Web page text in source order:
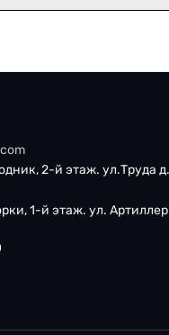
2-й этаж. ул.Труда
1-й этаж. ул.